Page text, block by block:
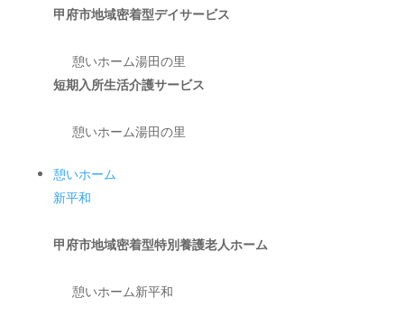
甲府市地域密着型デイサービス
憩いホーム湯田の里
短期入所生活介護サービス
憩いホーム湯田の里
憩いホーム
新平和
甲府市地域密着型特別養護老人ホーム
憩いホーム新平和